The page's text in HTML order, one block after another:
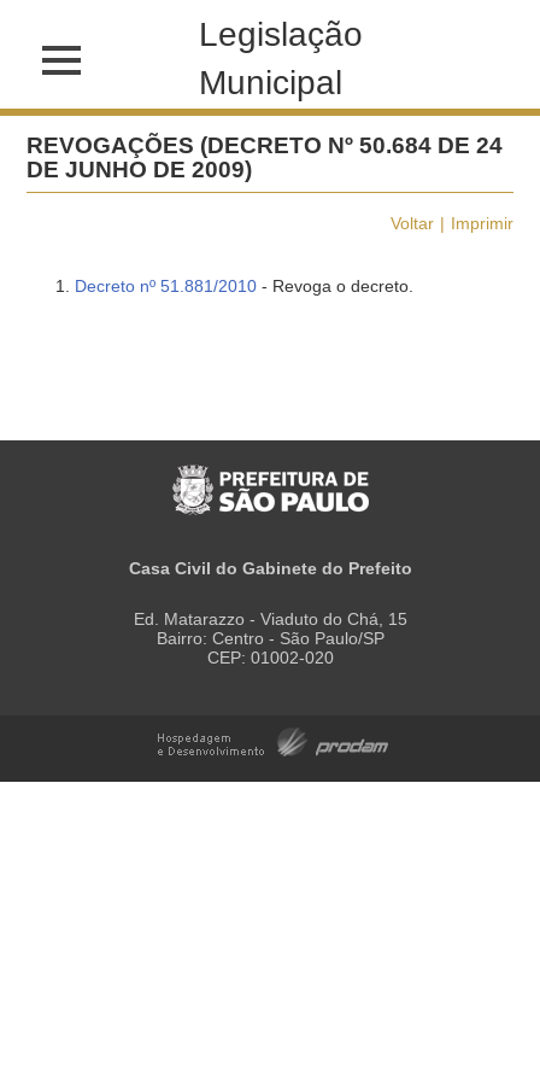
Legislação
Municipal
REVOGAÇÕES (DECRETO Nº 50.684 DE 24
DE JUNHO DE 2009)
Voltar Imprimir
Decreto nº 51.881/2010 - Revoga o decreto.
Casa Civil do Gabinete do Prefeito
Ed. Matarazzo - Viaduto do Chá, 15
Bairro: Centro - São Paulo/SP
CEP: 01002-020